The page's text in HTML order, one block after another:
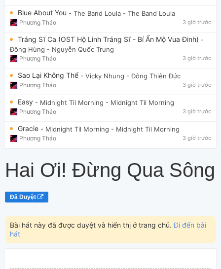
Blue About You - The Band Loula - The Band Loula
Phương Thảo 3 giờ trước
Tráng Sĩ Ca (OST Hộ Linh Tráng Sĩ - Bí Ẩn Mộ Vua Đinh) -
Đông Hùng - Nguyễn Quốc Trung
Phương Thảo 3 giờ trước
Sao Lại Không Thể - Vicky Nhung - Đông Thiên Đức
Phương Thảo 3 giờ trước
Easy - Midnight Til Morning - Midnight Til Morning
Phương Thảo 3 giờ trước
Gracie - Midnight Til Morning - Midnight Til Morning
Phương Thảo 3 giờ trước
Hai Ơi! Đừng Qua Sông
Đã Duyệt
Bài hát này đã được duyệt và hiển thị ở trang chủ.Đi đến bài
hát